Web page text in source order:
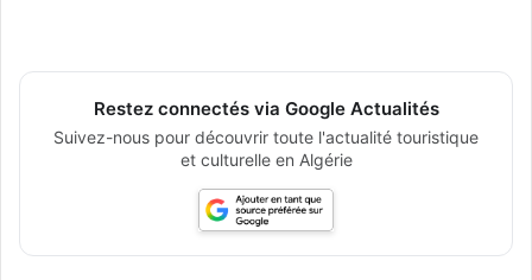
Restez connectés via Google Actualités
Suivez-nous pour découvrir toute l'actualité touristique
et culturelle en Algérie